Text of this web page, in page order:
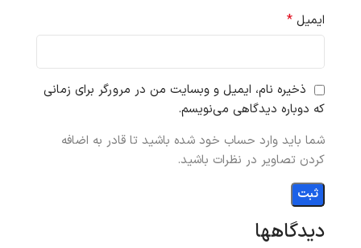
دیدگاهها
ایمیل *
ذخیره نام، ایمیل و وبسایت من در مرورگر برای زمانی
که دوباره دیدگاهی می‌نویسم.
شما باید وارد حساب خود شده باشید تا قادر به اضافه
کردن تصاویر در نظرات باشید.